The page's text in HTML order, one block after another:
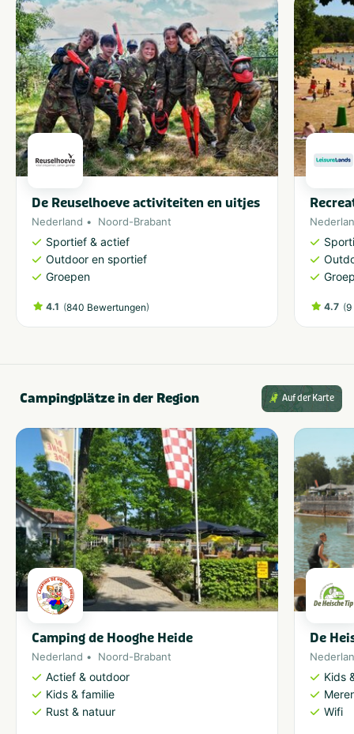
De Reuselhoeve activiteiten en uitjes
Nederland Noord-Brabant
Sportief & actief
Outdoor en sportief
Groepen
4.1 (840 Bewertungen) 4.7 (9
Campingplätze in der Region Auf der Karte
Camping de Hooghe Heide
Nederland Noord-Brabant
Actief & outdoor
Kids & familie
Rust & natuur
De
Kids
Wifi